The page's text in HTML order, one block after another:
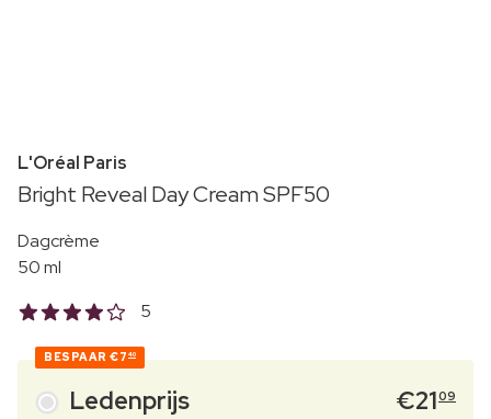
L'Oréal Paris
Bright Reveal Day Cream SPF50
Dagcrème
50 ml
5
BESPAAR €7 40
Ledenprijs €2109